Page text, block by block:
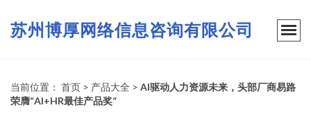
苏州博厚网络信息咨询有限公司
当前位置： 首页 > 产品大全 > AI驱动人力资源未来，头部厂商易路
荣膺“AI+HR最佳产品奖”